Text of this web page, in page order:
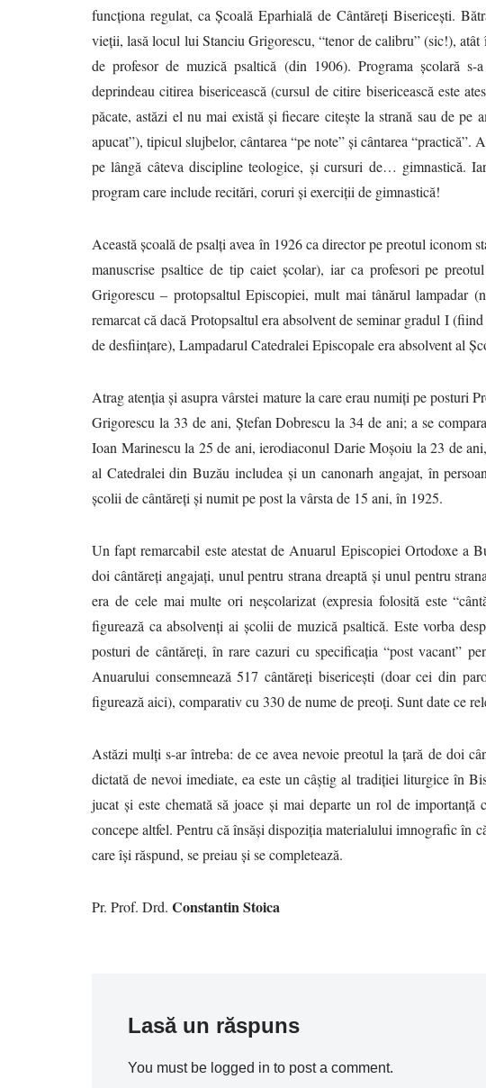
funcționa regulat, ca Școală Eparhială de Cântăreți Bisericești.
vieții, lasă locul lui Stanciu Grigorescu, “tenor de calibru” (sic!),
de profesor de muzică psaltică (din 1906). Programa școlară
deprindeau citirea bisericească (cursul de citire bisericească este
păcate, astăzi el nu mai există și fiecare citește la strană sau de pe
apucat”), tipicul slujbelor, cântarea “pe note” și cântarea
pe lângă câteva discipline teologice, și cursuri de… gimnastică.
program care include recitări, coruri și exerciții de gimnastică!
Această școală de psalți avea în 1926 ca director pe preotul iconom
manuscrise psaltice de tip caiet școlar), iar ca profesori pe
Grigorescu – protopsaltul Episcopiei, mult mai tânărul lampadar
remarcat că dacă Protopsaltul era absolvent de seminar gradul I
de desființare), Lampadarul Catedralei Episcopale era absolvent al
Atrag atenția și asupra vârstei mature la care erau numiți pe posturi
Grigorescu la 33 de ani, Ștefan Dobrescu la 34 de ani; a se
Ioan Marinescu la 25 de ani, ierodiaconul Darie Moșoiu la 23 de
al Catedralei din Buzău includea și un canonarh angajat, în
școlii de cântăreți și numit pe post la vârsta de 15 ani, în 1925.
Un fapt remarcabil este atestat de Anuarul Episcopiei Ortodoxe a
doi cântăreți angajați, unul pentru strana dreaptă și unul pentru
era de cele mai multe ori neșcolarizat (expresia folosită este
figurează ca absolvenți ai școlii de muzică psaltică. Este vorba
posturi de cântăreți, în rare cazuri cu specificația “post vacant”
Anuarului consemnează 517 cântăreți bisericești (doar cei din
figurează aici), comparativ cu 330 de nume de preoți. Sunt date ce
Astăzi mulți s-ar întreba: de ce avea nevoie preotul la țară de doi
dictată de nevoi imediate, ea este un câștig al tradiției liturgice în
jucat și este chemată să joace și mai departe un rol de
concepe altfel. Pentru că însăși dispoziția materialului imnografic în
care își răspund, se preiau și se completează.
Pr. Prof. Drd. Constantin Stoica
Lasă un răspuns
You must be logged in to post a comment.